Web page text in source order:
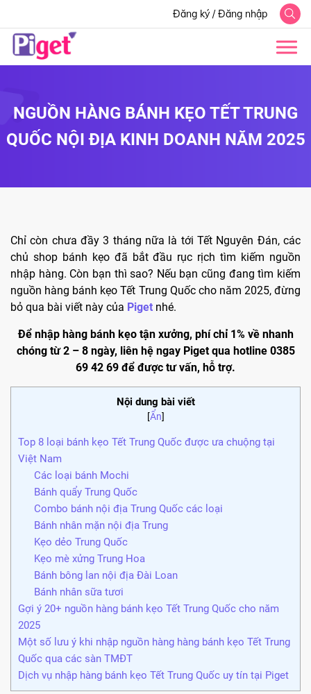
Đăng ký /Đăng nhập
NGUỒN HÀNG BÁNH KẸO TẾT TRUNG
QUỐC NỘI ĐỊA KINH DOANH NĂM 2025
Chỉ còn chưa đầy 3 tháng nữa là tới Tết Nguyên Đán, các
chủ shop bánh kẹo đã bắt đầu rục rịch tìm kiếm nguồn
nhập hàng. Còn bạn thì sao? Nếu bạn cũng đang tìm kiếm
nguồn hàng bánh kẹo Tết Trung Quốc cho năm 2025, đừng
bỏ qua bài viết này của Piget nhé.
Để nhập hàng bánh kẹo tận xưởng, phí chỉ 1% về nhanh
chóng từ 2 – 8 ngày, liên hệ ngay Piget qua hotline 0385
69 42 69 để được tư vấn, hỗ trợ.
Nội dung bài viết
[Ẩn]
Top 8 loại bánh kẹo Tết Trung Quốc được ưa chuộng tại
Việt Nam
Các loại bánh Mochi
Bánh quẩy Trung Quốc
Combo bánh nội địa Trung Quốc các loại
Bánh nhân mặn nội địa Trung
Kẹo dẻo Trung Quốc
Kẹo mè xửng Trung Hoa
Bánh bông lan nội địa Đài Loan
Bánh nhân sữa tươi
Gợi ý 20+ nguồn hàng bánh kẹo Tết Trung Quốc cho năm
2025
Một số lưu ý khi nhập nguồn hàng hàng bánh kẹo Tết Trung
Quốc qua các sàn TMĐT
Dịch vụ nhập hàng bánh kẹo Tết Trung Quốc uy tín tại Piget